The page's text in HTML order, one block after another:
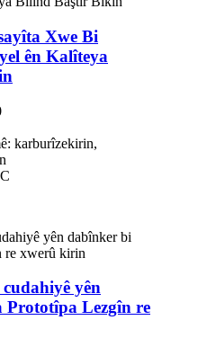
Xwe Bi
ên Kalîteya
karburîzekirin,
yên
Prototîpa Lezgîn re